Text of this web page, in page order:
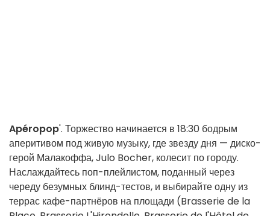
Apéropop'. Торжество начинается в 18:30 бодрым
аперитивом под живую музыку, где звезду дня — диско-
герой Малакоффа, Julo Bocher, колесит по городу.
Наслаждайтесь поп-плейлистом, поданный через
череду безумных блинд-тестов, и выбирайте одну из
террас кафе-партнёров на площади (Brasserie de la